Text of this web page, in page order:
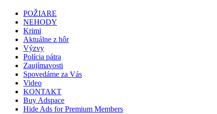
POŽIARE
NEHODY
Krimi
Aktuálne z hôr
Výzvy
Polícia pátra
Zaujímavosti
Spovedáme za Vás
Video
KONTAKT
Buy Adspace
Hide Ads for Premium Members